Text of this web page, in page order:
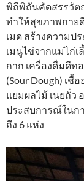
พิถีพิถันคัดสรรวัต
ทำให้สุขภาพกาย
เมด สร้างความปร
เมนูไข่จากแม่ไก่
กาก เครื่องดื่มดี
(Sour Dough) เ
แยมผลไม้ เนยถั่ว
ประสบการณ์ในก
ถึง 6 แห่ง